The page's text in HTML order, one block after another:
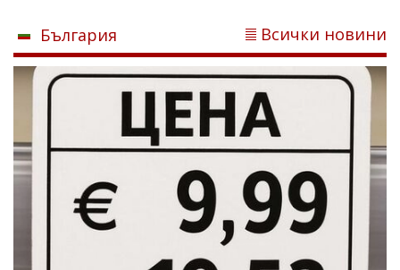
България Всички новини